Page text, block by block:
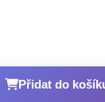
Přidat do